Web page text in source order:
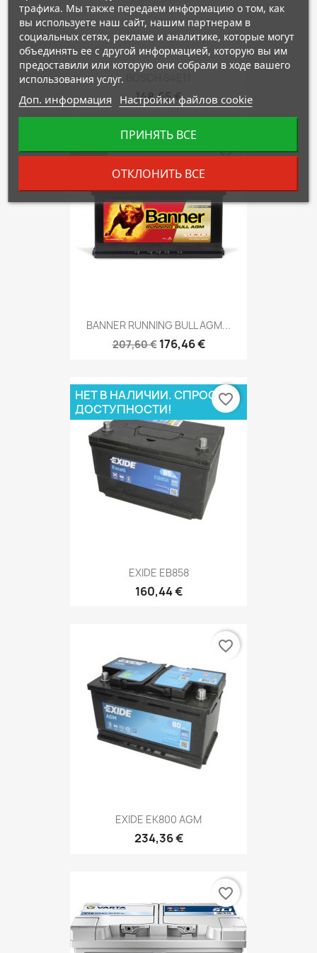
148,65 €
BANNER RUNNING BULL AGM...
207,60 € 176,46 €
-15% favorite_border
EXIDE EB858
160,44 €
НЕТ В НАЛИЧИИ. СПРОСИ О
ДОСТУПНОСТИ!
favorite_border
EXIDE EK800 AGM
234,36 €
favorite_border
favorite_border
трафика. Мы также передаем информацию о том, как
вы используете наш сайт, нашим партнерам в
социальных сетях, рекламе и аналитике, которые могут
объединять ее с другой информацией, которую вы им
предоставили или которую они собрали в ходе вашего
использования услуг.
Доп. информация Настройки файлов cookie
ОТКЛОНИТЬ ВСЕ
ПРИНЯТЬ ВСЕ